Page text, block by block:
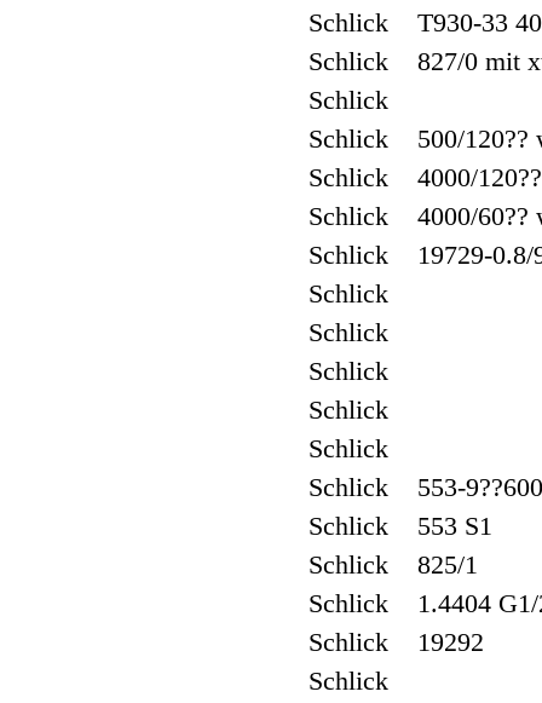
Schlick T930-33
Schlick 827/0 mit
Schlick
Schlick 500/120??
Schlick 4000/
Schlick 4000/60??
Schlick 19729-0.8/
Schlick
Schlick
Schlick
Schlick
Schlick
Schlick 553-
Schlick 553 S1
Schlick 825/1
Schlick 1.4404 G1/
Schlick 19292
Schlick